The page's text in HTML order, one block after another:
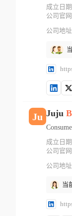
成立日期
公司官网
公司地址
Ju Juju
成立日期
公司官网
公司地址
当